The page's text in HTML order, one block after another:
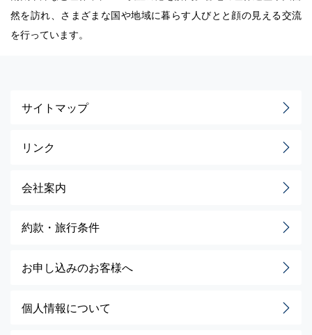
然を訪れ、さまざまな国や地域に暮らす人びとと顔の見える交流
を行っています。
サイトマップ
リンク
会社案内
約款・旅行条件
お申し込みのお客様へ
個人情報について